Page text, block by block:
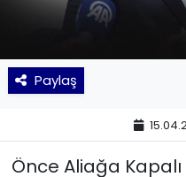
Paylaş
Önce Aliağa
TEKNOLOJİ
YEREL POLİTİKA